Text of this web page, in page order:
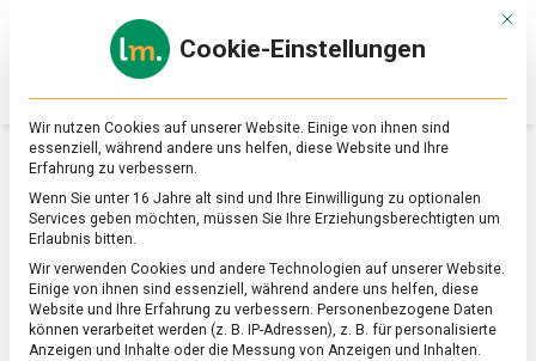
Online-
Magazin
zu
&
Ernährung
SCHLAGWORT:BIBIMBAP
Mit
Cookie-Einstellungen
Wir nutzen Cookies auf unserer Website. Einige von ihnen sind
essenziell, während andere uns helfen, diese Website und Ihre
Erfahrung zu verbessern.
Wenn Sie unter 16 Jahre alt sind und Ihre Einwilligung zu optionalen
Services geben möchten, müssen Sie Ihre Erziehungsberechtigten um
Erlaubnis bitten.
Wir verwenden Cookies und andere Technologien auf unserer Website.
Einige von ihnen sind essenziell, während andere uns helfen, diese
Website und Ihre Erfahrung zu verbessern. Personenbezogene Daten
können verarbeitet werden (z. B. IP-Adressen), z. B. für personalisierte
Anzeigen und Inhalte oder die Messung von Anzeigen und Inhalten.